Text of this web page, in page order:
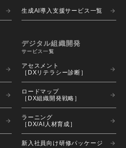
生成AI導入支援サービス一覧
デジタル組織開発
サービス一覧
アセスメント
［DXリテラシー診断］
ロードマップ
［DX組織開発戦略］
ラーニング
［DX/AI人材育成］
新入社員向け研修パッケージ